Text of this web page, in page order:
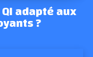
adapté aux
?